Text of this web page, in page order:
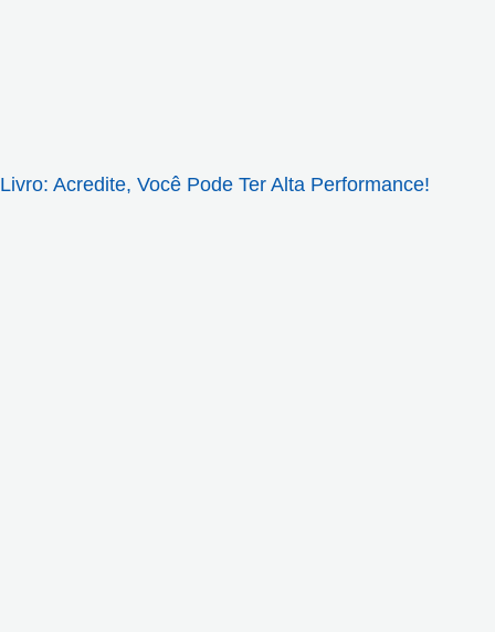
Livro: Acredite, Você Pode Ter Alta Performance!